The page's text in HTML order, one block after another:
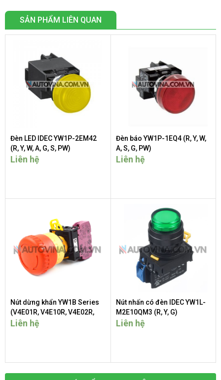
SẢN PHẨM LIÊN QUAN
Đèn LED IDEC YW1P-2EM42
(R, Y, W, A, G, S, PW)
Liên hệ
Đèn báo YW1P-1EQ4 (R, Y, W,
A, S, G, PW)
Liên hệ
Nút dừng khẩn YW1B Series
(V4E01R, V4E10R, V4E02R,
V4E20R, V4E11R)
Liên hệ
Nút nhấn có đèn IDEC YW1L-
M2E10QM3 (R, Y, G)
Liên hệ